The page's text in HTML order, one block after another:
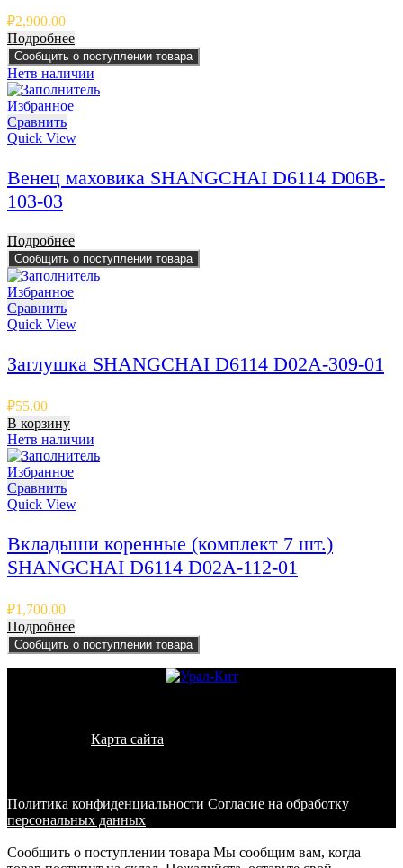
₽2,900.00
Подробнее
Сообщить о поступлении товара
Нетв наличии
Избранное
Сравнить
Quick View
Венец маховика SHANGCHAI D6114 D06B-
103-03
Подробнее
Сообщить о поступлении товара
Избранное
Сравнить
Quick View
Заглушка SHANGCHAI D6114 D02A-309-01
₽55.00
В корзину
Нетв наличии
Избранное
Сравнить
Quick View
Вкладыши коренные (комплект 7 шт.)
SHANGCHAI D6114 D02A-112-01
₽1,700.00
Подробнее
Сообщить о поступлении товара
Карта сайта
Политика конфиденциальности Согласие на обработку
персональных данных
Сообщить о поступлении товара Мы сообщим вам, когда